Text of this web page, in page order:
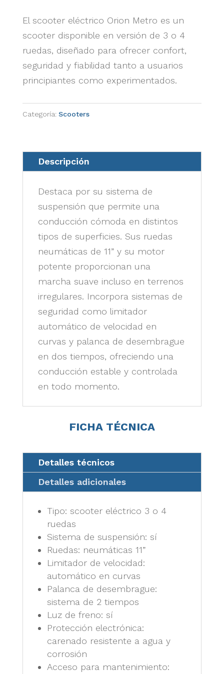
El scooter eléctrico Orion Metro es un
scooter disponible en versión de 3 o 4
ruedas, diseñado para ofrecer confort,
seguridad y fiabilidad tanto a usuarios
principiantes como experimentados.
Categoría: Scooters
Descripción
Destaca por su sistema de
suspensión que permite una
conducción cómoda en distintos
tipos de superficies. Sus ruedas
neumáticas de 11” y su motor
potente proporcionan una
marcha suave incluso en terrenos
irregulares. Incorpora sistemas de
seguridad como limitador
automático de velocidad en
curvas y palanca de desembrague
en dos tiempos, ofreciendo una
conducción estable y controlada
en todo momento.
FICHA TÉCNICA
Detalles técnicos
Detalles adicionales
Tipo: scooter eléctrico 3 o 4
ruedas
Sistema de suspensión: sí
Ruedas: neumáticas 11”
Limitador de velocidad:
automático en curvas
Palanca de desembrague:
sistema de 2 tiempos
Luz de freno: sí
Protección electrónica:
carenado resistente a agua y
corrosión
Acceso para mantenimiento: